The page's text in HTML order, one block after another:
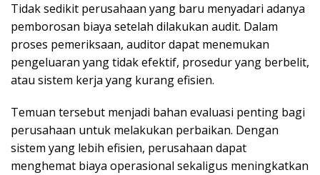
Tidak sedikit perusahaan yang baru menyadari adanya
pemborosan biaya setelah dilakukan audit. Dalam
proses pemeriksaan, auditor dapat menemukan
pengeluaran yang tidak efektif, prosedur yang berbelit,
atau sistem kerja yang kurang efisien.
Temuan tersebut menjadi bahan evaluasi penting bagi
perusahaan untuk melakukan perbaikan. Dengan
sistem yang lebih efisien, perusahaan dapat
menghemat biaya operasional sekaligus meningkatkan